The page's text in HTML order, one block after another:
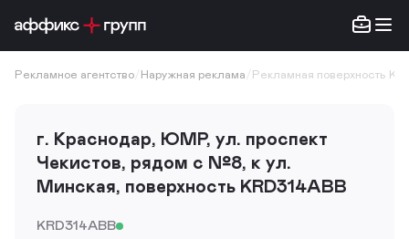
Рекламное агентство Наружная реклама Рекламная поверхность
г. Краснодар, ЮМР, ул. проспект
Чекистов, рядом с №8, к ул.
Минская, поверхность KRD314ABB
KRD314ABB